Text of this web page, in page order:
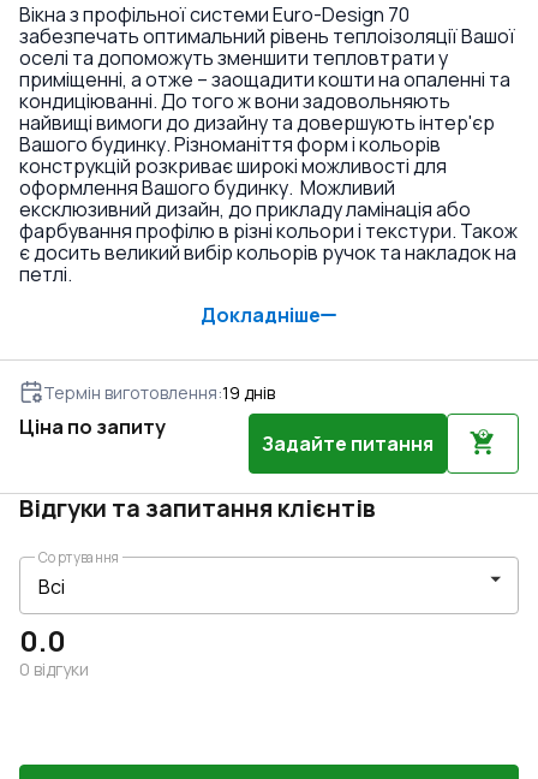
Вікна з профільної системи Euro-Design 70
забезпечать оптимальний рівень теплоізоляції Вашої
оселі та допоможуть зменшити тепловтрати у
приміщенні, а отже – заощадити кошти на опаленні та
кондиціюванні. До того ж вони задовольняють
найвищі вимоги до дизайну та довершують інтер'єр
Вашого будинку. Різноманіття форм і кольорів
конструкцій розкриває широкі можливості для
оформлення Вашого будинку. Можливий
ексклюзивний дизайн, до прикладу ламінація або
фарбування профілю в різні кольори і текстури. Також
є досить великий вибір кольорів ручок та накладок на
петлі.
Докладніше
Термін виготовлення:19 днів
Ціна по запиту
Задайте питання
Відгуки та запитання клієнтів
0.0
0 відгуки
Сортування